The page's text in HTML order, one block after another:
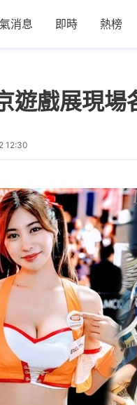
消息 即時 熱榜
遊戲展現
12:30